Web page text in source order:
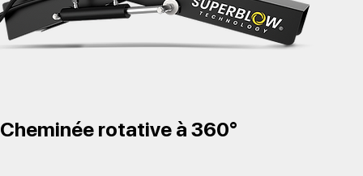
Cheminée rotative à 360°